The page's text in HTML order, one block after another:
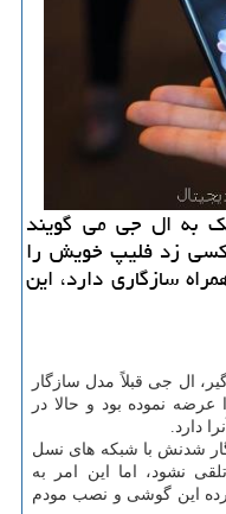
به ال جی می گویند
زد فلیپ خویش را
سازگاری دارد، این
ال جی قبلاً مدل سازگار
نموده بود و حالا در
دارد.
شدنش با شبکه های نسل
نشود، اما این امر به
این گوشی و نصب مودم